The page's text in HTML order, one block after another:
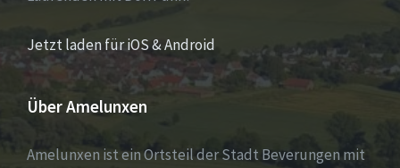
Jetzt laden für iOS & Android
Über Amelunxen
Amelunxen ist ein Ortsteil der Stadt Beverungen mit